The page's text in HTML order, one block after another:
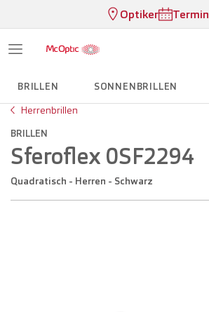
Optiker Termin
BRILLEN SONNENBRILLEN
Herrenbrillen
BRILLEN
Sferoflex 0SF2294
Quadratisch - Herren - Schwarz